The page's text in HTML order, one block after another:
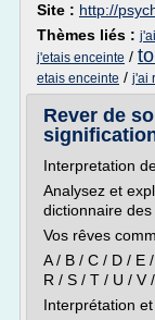
Site : http://
Thèmes liés :
j'etais enceinte /
etais enceinte / j'ai
Rever de
Interpretation
Analysez et
dictionnaire
Vos rêves
A / B / C / D / E
R / S / T / U / V
Interprétation